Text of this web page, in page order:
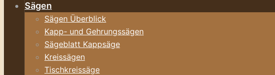
Sägen
Sägen Überblick
Kapp- und Gehrungssägen
Sägeblatt Kappsäge
Kreissägen
Tischkreissäge